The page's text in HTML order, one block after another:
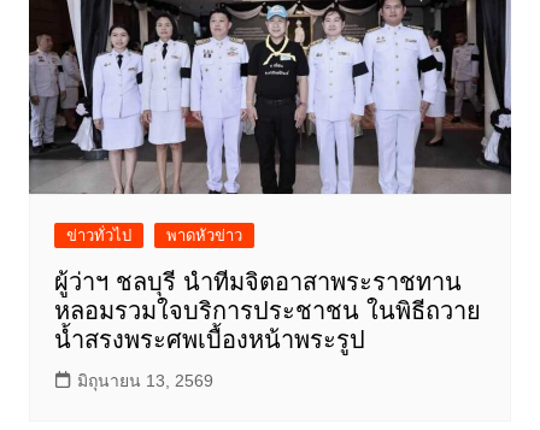
ข่าวทั่วไป พาดหัวข่าว
ผู้ว่าฯ ชลบุรี นำทีมจิตอาสาพระราชทาน
หลอมรวมใจบริการประชาชน ในพิธีถวาย
น้ำสรงพระศพเบื้องหน้าพระรูป
มิถุนายน 13, 2569